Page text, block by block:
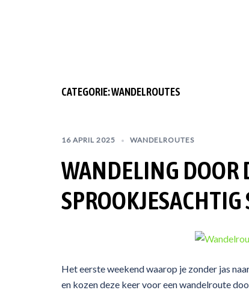
CATEGORIE:WANDELROUTES
16 APRIL 2025 WANDELROUTES
WANDELING DOOR
Het eerste weekend waarop je zonder jas
en kozen deze keer voor een wandelroute